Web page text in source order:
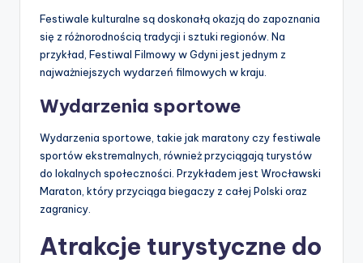
Festiwale kulturalne są doskonałą okazją do zapoznania
się z różnorodnością tradycji i sztuki regionów. Na
przykład, Festiwal Filmowy w Gdyni jest jednym z
najważniejszych wydarzeń filmowych w kraju.
Wydarzenia sportowe
Wydarzenia sportowe, takie jak maratony czy festiwale
sportów ekstremalnych, również przyciągają turystów
do lokalnych społeczności. Przykładem jest Wrocławski
Maraton, który przyciąga biegaczy z całej Polski oraz
zagranicy.
Atrakcje turystyczne do